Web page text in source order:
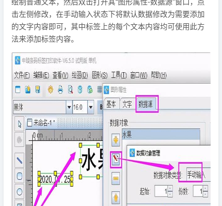
击左侧修改，在手动输入状态下将默认数据修改为需要添加
的文字内容即可，其中标签上的每个文本内容均可使用此方
法来添加标签内容。